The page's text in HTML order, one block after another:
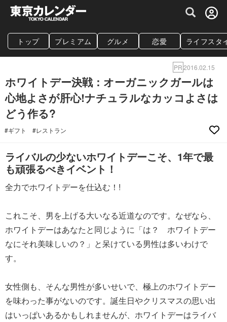
グルメ情報・プレミアムレストラン予約
トップ プレミアム グルメ 恋愛 ライフスタ
PR2016.02.15
ホワイトデー決戦：オーガニックガールは
心地よさが肝心!ナチュラルなカッコよさは
どう作る?
#ギフト #レストラン
ライバルの少ないホワイトデーこそ、1年で最
も頑張るべきイベント！
全力でホワイトデーを仕込む！!
これこそ、男を上げる大いなる近道なのです。なぜなら、
ホワイトデーはあなたと同じように「は？ ホワイトデー
なにそれ美味しいの？」と呆けている男性は多いわけで
す。
女性側も、そんな男性が多いせいで、極上のホワイトデー
を味わった事がないのです。誕生日やクリスマスの思い出
はいっぱいあるかもしれませんが、ホワイトデーはライバ